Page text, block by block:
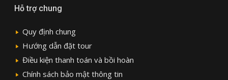
Hỗ trợ chung
Quy định chung
Hướng dẫn đặt tour
Điều kiện thanh toán và bồi hoàn
Chính sách bảo mật thông tin